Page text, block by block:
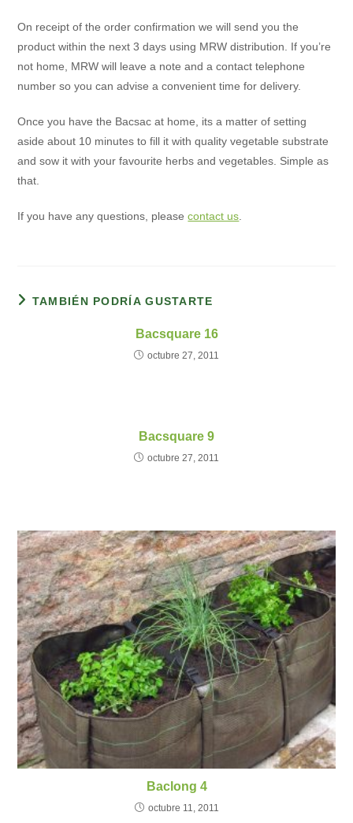
On receipt of the order confirmation we will send you the
product within the next 3 days using MRW distribution. If you’re
not home, MRW will leave a note and a contact telephone
number so you can advise a convenient time for delivery.
Once you have the Bacsac at home, its a matter of setting
aside about 10 minutes to fill it with quality vegetable substrate
and sow it with your favourite herbs and vegetables. Simple as
that.
If you have any questions, pleasecontact us
TAMBIÉN PODRÍA GUSTARTE
Bacsquare 16
octubre 27, 2011
Bacsquare 9
octubre 27, 2011
Baclong 4
octubre 11, 2011